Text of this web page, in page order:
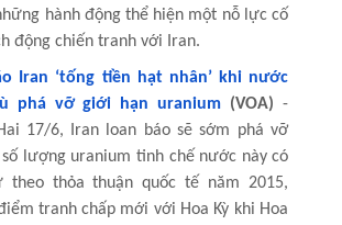
hành động thể hiện một nỗ lực cố
động chiến tranh với Iran.
Iran ‘tống tiền hạt nhân’ khi nước
phá vỡ giới hạn uranium (VOA) -
17/6, Iran loan báo sẽ sớm phá vỡ
số lượng uranium tinh chế nước này có
thỏa thuận quốc tế năm 2015,
tranh chấp mới với Hoa Kỳ khi Hoa